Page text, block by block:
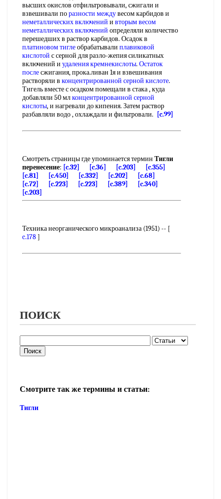
высших окислов отфильтровывали, сжигали и
взвешивали поразности междувесом карбидов и
неметаллических включений и вторым весом
неметаллических включений определяли количество
перешедших в раствор карбидов. Осадок в
платиновом тиглеобрабатывали плавиковой
кислотой с серной для разло-жепия силикатных
включений и удаления кремнекислоты. Остаток
послесжигания, прока.ливан 1я и взвешивания
растворяли в концентрированной серной кислоте.
Тигель вместе с осадком помещали в стака , куда
добавляли 50 млконцентрированной серной
кислоты, и нагревали до кипения. Затем раствор
разбавляли водо , охлаждали и фильтровали.
[c.99]
Смотреть страницы где упоминается термин Тигли
перенесение: [c.32] [c.36] [c.203]
[c.355]
[c.81]
[c.450] [c.332] [c.202]
[c.68]
[c.72]
[c.223] [c.223] [c.389]
[c.340]
[c.203]
Техника неорганического микроанализа (1951) -- [
c.178]
ПОИСК
Смотрите так же термины и статьи:
Тигли